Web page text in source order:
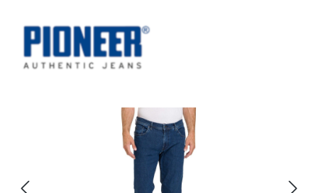
Bildergalerie überspringen